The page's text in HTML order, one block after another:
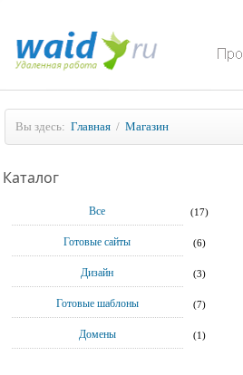
Вы здесь: Главная / Магазин
Каталог
Все (17)
Готовые сайты (6)
Дизайн (3)
Готовые шаблоны (7)
Домены (1)